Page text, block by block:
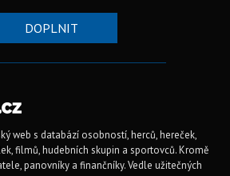
DOPLNIT
web s databází osobností, herců, hereček,
filmů, hudebních skupin a sportovců. Kromě
panovníky a finančníky. Vedle užitečných